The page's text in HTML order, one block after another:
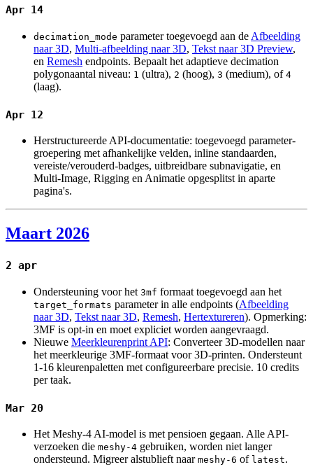
Apr 14
decimation_mode parameter toegevoegd aan de Afbeelding
naar 3D, Multi-afbeelding naar 3D, Tekst naar 3D Preview,
en Remesh endpoints. Bepaalt het adaptieve decimation
polygonaantal niveau: 1 (ultra), 2 (hoog), 3 (medium), of 4
(laag).
Apr 12
Herstructureerde API-documentatie: toegevoegd parameter-
groepering met afhankelijke velden, inline standaarden,
vereiste/verouderd-badges, uitbreidbare subnavigatie, en
Multi-Image, Rigging en Animatie opgesplitst in aparte
pagina's.
Maart 2026
2 apr
Ondersteuning voor het 3mf formaat toegevoegd aan het
target_formats parameter in alle endpoints (Afbeelding
naar 3D, Tekst naar 3D, Remesh, Hertextureren). Opmerking:
3MF is opt-in en moet expliciet worden aangevraagd.
Nieuwe Meerkleurenprint API: Converteer 3D-modellen naar
het meerkleurige 3MF-formaat voor 3D-printen. Ondersteunt
1-16 kleurenpaletten met configureerbare precisie. 10 credits
per taak.
Mar 20
Het Meshy-4 AI-model is met pensioen gegaan. Alle API-
verzoeken die meshy-4 gebruiken, worden niet langer
ondersteund. Migreer alstublieft naar meshy-6 of latest.